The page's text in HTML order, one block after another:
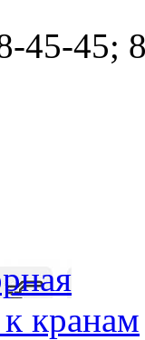
45-45;
кранам